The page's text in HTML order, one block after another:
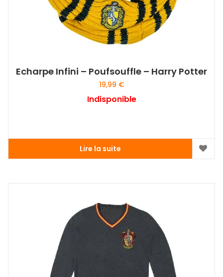
Echarpe Infini – Poufsouffle – Harry Potter
19,99 €
Indisponible
Lire la suite